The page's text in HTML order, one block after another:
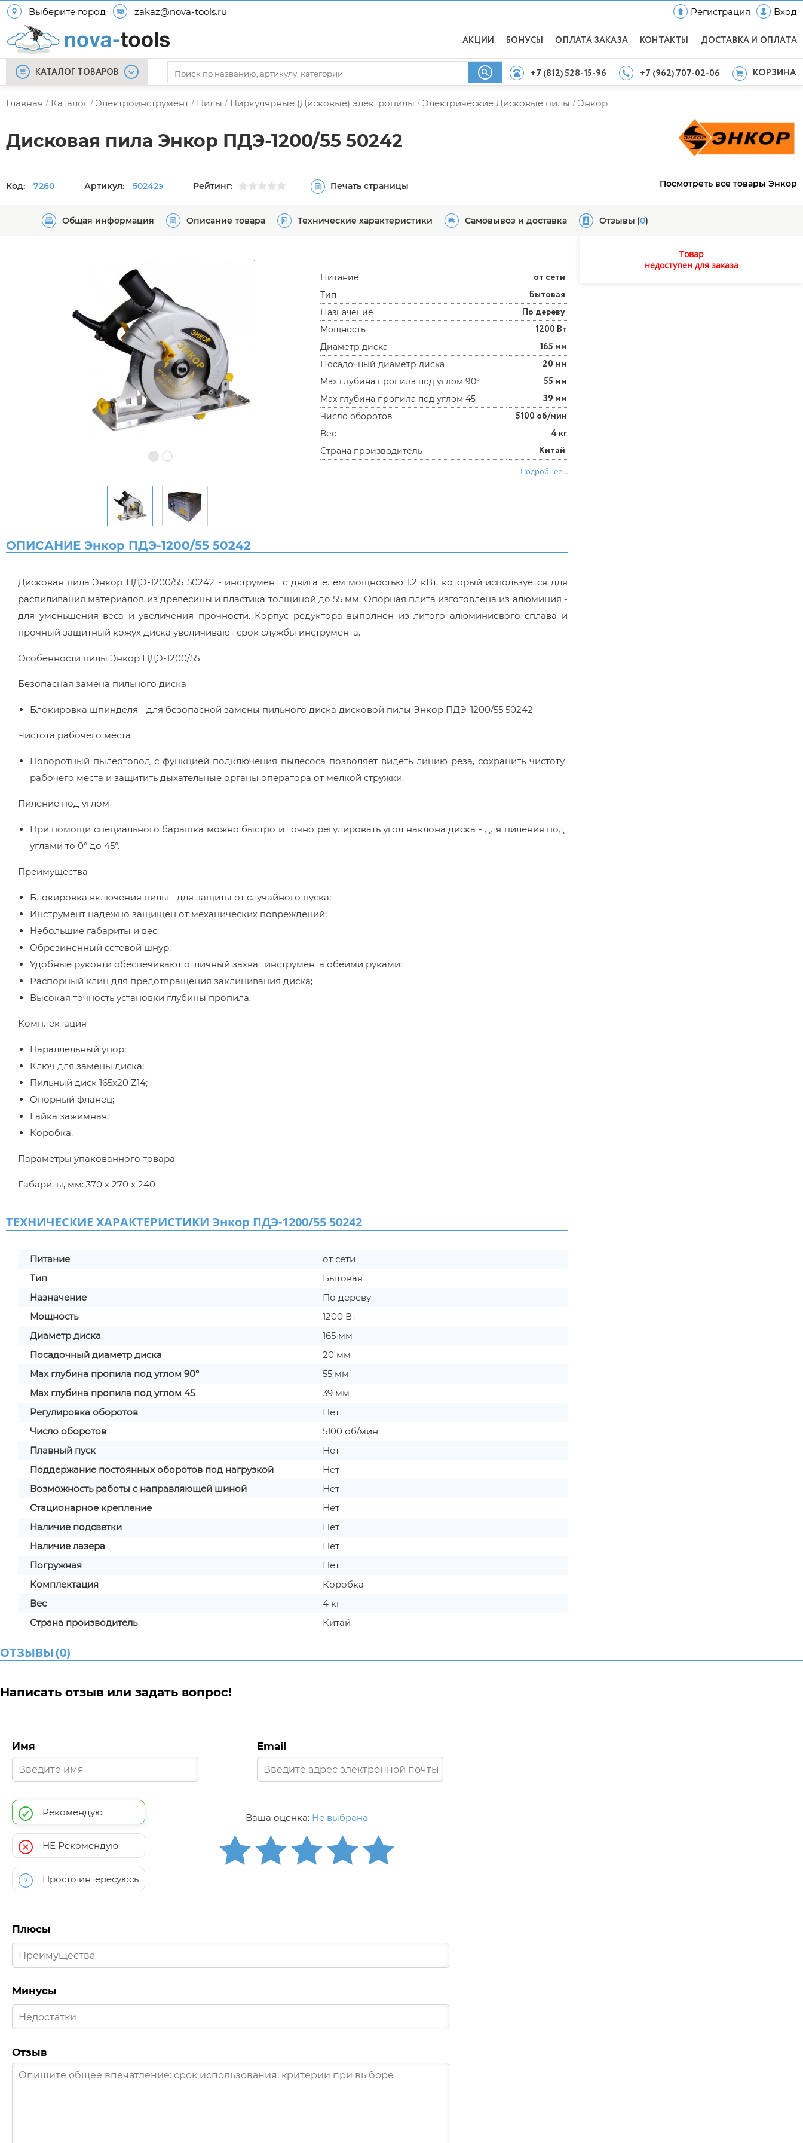
Выберите город zakaz@nova-tools.ru Регистрация Вход
АКЦИИ БОНУСЫ ОПЛАТА ЗАКАЗА КОНТАКТЫ ДОСТАВКА И ОПЛАТА
КАТАЛОГ ТОВАРОВ +7 (812) 528-15-96 +7 (962) 707-02-06 КОРЗИНА
Главная / Каталог / Электроинструмент / Пилы / Циркулярные (Дисковые) электропилы / Электрические Дисковые пилы / Энкор
Дисковая пила Энкор ПДЭ-1200/55 50242
Код: 7260 Артикул: 50242э Рейтинг: Печать страницы Посмотреть все товары Энкор
Общая информация Описание товара Технические характеристики Самовывоз и доставка Отзывы (0)
Питание от сети
Тип Бытовая
Назначение По дереву
Мощность 1200 Вт
Диаметр диска 165 мм
Посадочный диаметр диска 20 мм
Max глубина пропила под углом 90° 55 мм
Max глубина пропила под углом 45 39 мм
Число оборотов 5100 об/мин
Вес 4 кг
Страна производитель Китай
Подробнее...
ОПИСАНИЕ Энкор ПДЭ-1200/55 50242
Дисковая пила Энкор ПДЭ-1200/55 50242 - инструмент с двигателем мощностью 1.2 кВт, который используется для
распиливания материалов из древесины и пластика толщиной до 55 мм. Опорная плита изготовлена из алюминия -
для уменьшения веса и увеличения прочности. Корпус редуктора выполнен из литого алюминиевого сплава и
прочный защитный кожух диска увеличивают срок службы инструмента.
Особенности пилы Энкор ПДЭ-1200/55
Безопасная замена пильного диска
Блокировка шпинделя - для безопасной замены пильного диска дисковой пилы Энкор ПДЭ-1200/55 50242
Чистота рабочего места
Поворотный пылеотовод с функцией подключения пылесоса позволяет видеть линию реза, сохранить чистоту
рабочего места и защитить дыхательные органы оператора от мелкой стружки.
Пиление под углом
При помощи специального барашка можно быстро и точно регулировать угол наклона диска - для пиления под
углами то 0° до 45°.
Преимущества
Блокировка включения пилы - для защиты от случайного пуска;
Инструмент надежно защищен от механических повреждений;
Небольшие габариты и вес;
Обрезиненный сетевой шнур;
Удобные рукояти обеспечивают отличный захват инструмента обеими руками;
Распорный клин для предотвращения заклинивания диска;
Высокая точность установки глубины пропила.
Комплектация
Параллельный упор;
Ключ для замены диска;
Пильный диск 165х20 Z14;
Опорный фланец;
Гайка зажимная;
Коробка.
Параметры упакованного товара
Габариты, мм: 370 x 270 x 240
ТЕХНИЧЕСКИЕ ХАРАКТЕРИСТИКИ Энкор ПДЭ-1200/55 50242
Питание
от сети
Тип
Бытовая
Назначение
По дереву
Мощность
1200 Вт
Диаметр диска
165 мм
Посадочный диаметр диска
20 мм
Max глубина пропила под углом 90°
55 мм
Max глубина пропила под углом 45
39 мм
Регулировка оборотов
Нет
Число оборотов
5100 об/мин
Плавный пуск
Нет
Поддержание постоянных оборотов под нагрузкой
Нет
Возможность работы с направляющей шиной
Нет
Стационарное крепление
Нет
Наличие подсветки
Нет
Наличие лазера
Нет
Погружная
Нет
Комплектация
Коробка
Вес
4 кг
Страна производитель
Китай
Товар
недоступен для заказа
ОТЗЫВЫ(0)
Написать отзыв или задать вопрос!
Имя Email
Рекомендую
НЕ Рекомендую
Просто интересуюсь
Ваша оценка: Не выбрана
Плюсы
Минусы
Отзыв